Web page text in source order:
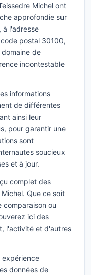
Michel ont
approfondie sur
à l'adresse
postal 30100,
de
incontestable
informations
de différentes
ainsi leur
pour garantir une
sont
soucieux
et à jour.
complet des
Que ce soit
comparaison ou
ici des
l'activité et d'autres
expérience
données de